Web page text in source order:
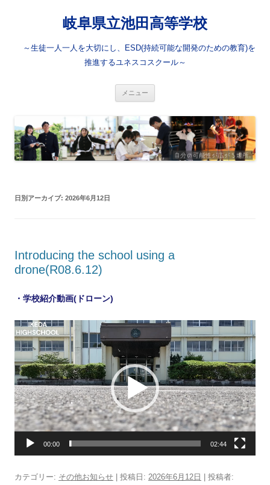
岐阜県立池田高等学校
～生徒一人一人を大切にし、ESD(持続可能な開発のための教育)を
推進するユネスコスクール～
メニュー
ツ
へ
ス
キ
ッ
プ
日別アーカイブ: 2026年6月12日
Introducing the school using a
drone(R08.6.12)
・学校紹介動画(ドローン)
動
画
レ
ー
ヤ
ー
00:00 02:44
カテゴリー: その他お知らせ | 投稿日: 2026年6月12日
投稿者: